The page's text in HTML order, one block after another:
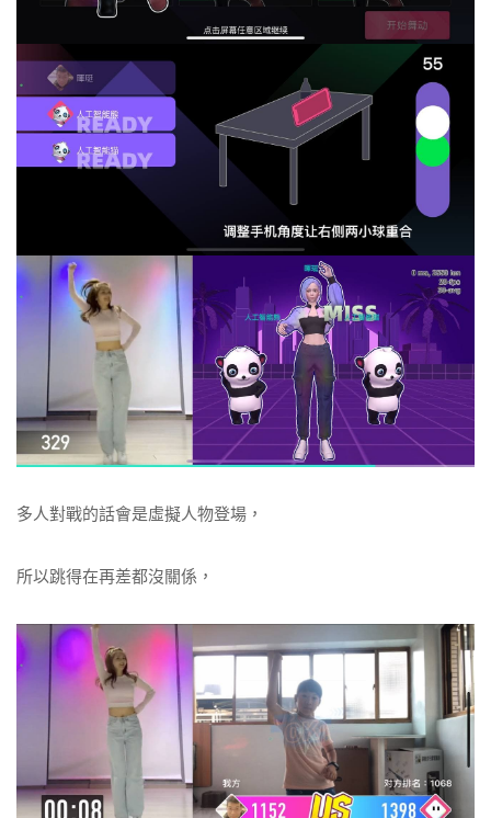
多人對戰的話會是虛擬人物登場，
所以跳得在再差都沒關係，